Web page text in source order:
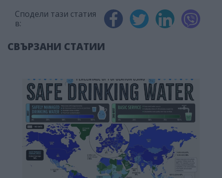
Сподели тази статия
в:
СВЪРЗАНИ СТАТИИ